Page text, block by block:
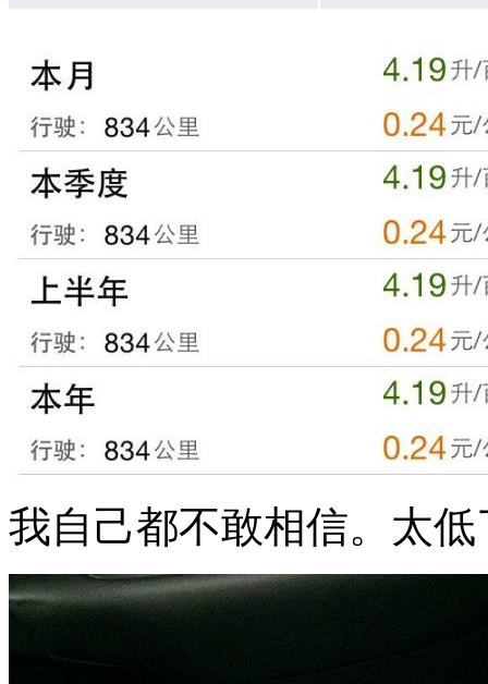
我自己都不敢相信。太